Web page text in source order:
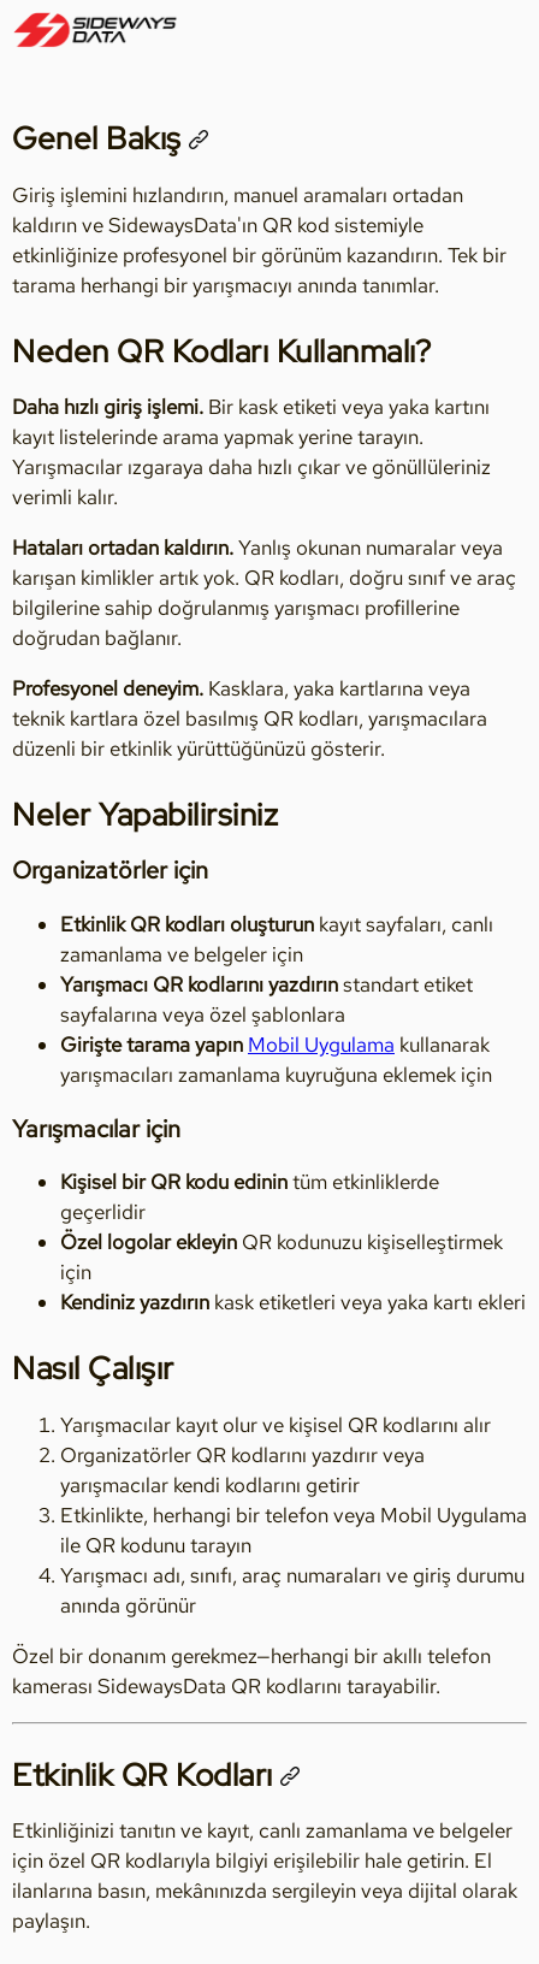
Genel Bakış
Giriş işlemini hızlandırın, manuel aramaları ortadan
kaldırın ve SidewaysData'ın QR kod sistemiyle
etkinliğinize profesyonel bir görünüm kazandırın. Tek bir
tarama herhangi bir yarışmacıyı anında tanımlar.
Neden QR Kodları Kullanmalı?
Daha hızlı giriş işlemi. Bir kask etiketi veya yaka kartını
kayıt listelerinde arama yapmak yerine tarayın.
Yarışmacılar ızgaraya daha hızlı çıkar ve gönüllüleriniz
verimli kalır.
Hataları ortadan kaldırın.Yanlış okunan numaralar veya
karışan kimlikler artık yok. QR kodları, doğru sınıf ve araç
bilgilerine sahip doğrulanmış yarışmacı profillerine
doğrudan bağlanır.
Profesyonel deneyim. Kasklara, yaka kartlarına veya
teknik kartlara özel basılmış QR kodları, yarışmacılara
düzenli bir etkinlik yürüttüğünüzü gösterir.
Neler Yapabilirsiniz
Organizatörler için
Etkinlik QR kodları oluşturun kayıt sayfaları, canlı
zamanlama ve belgeler için
Yarışmacı QR kodlarını yazdırınstandart etiket
sayfalarına veya özel şablonlara
Girişte tarama yapın Mobil Uygulama kullanarak
yarışmacıları zamanlama kuyruğuna eklemek için
Yarışmacılar için
Kişisel bir QR kodu edinintüm etkinliklerde
geçerlidir
Özel logolar ekleyin QR kodunuzu kişiselleştirmek
için
Kendiniz yazdırın kask etiketleri veya yaka kartı ekleri
Nasıl Çalışır
Yarışmacılar kayıt olur ve kişisel QR kodlarını alır
Organizatörler QR kodlarını yazdırır veya
yarışmacılar kendi kodlarını getirir
Etkinlikte, herhangi bir telefon veya Mobil Uygulama
ile QR kodunu tarayın
Yarışmacı adı, sınıfı, araç numaraları ve giriş durumu
anında görünür
Özel bir donanım gerekmez—herhangi bir akıllı telefon
kamerası SidewaysData QR kodlarını tarayabilir.
Etkinlik QR Kodları
Etkinliğinizi tanıtın ve kayıt, canlı zamanlama ve belgeler
için özel QR kodlarıyla bilgiyi erişilebilir hale getirin. El
ilanlarına basın, mekânınızda sergileyin veya dijital olarak
paylaşın.